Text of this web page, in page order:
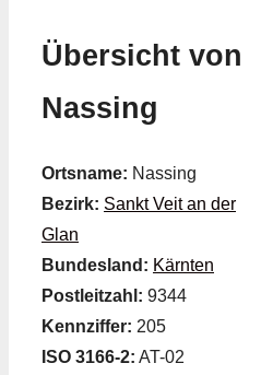
Übersicht von
Nassing
Ortsname: Nassing
Bezirk: Sankt Veit an der
Glan
Bundesland: Kärnten
Postleitzahl: 9344
Kennziffer: 205
ISO 3166-2: AT-02